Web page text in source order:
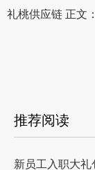
礼桃供应链 正文：
推荐阅读